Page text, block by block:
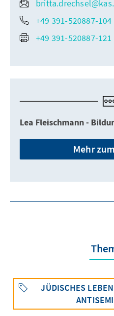
+49 391-520887-104
+49 391-520887-121
Lea Fleischmann -
Mehr
JÜDISCHES